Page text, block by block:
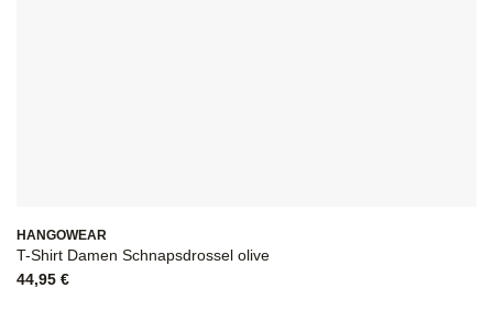
HANGOWEAR
T-Shirt Damen Schnapsdrossel olive
44,95 €